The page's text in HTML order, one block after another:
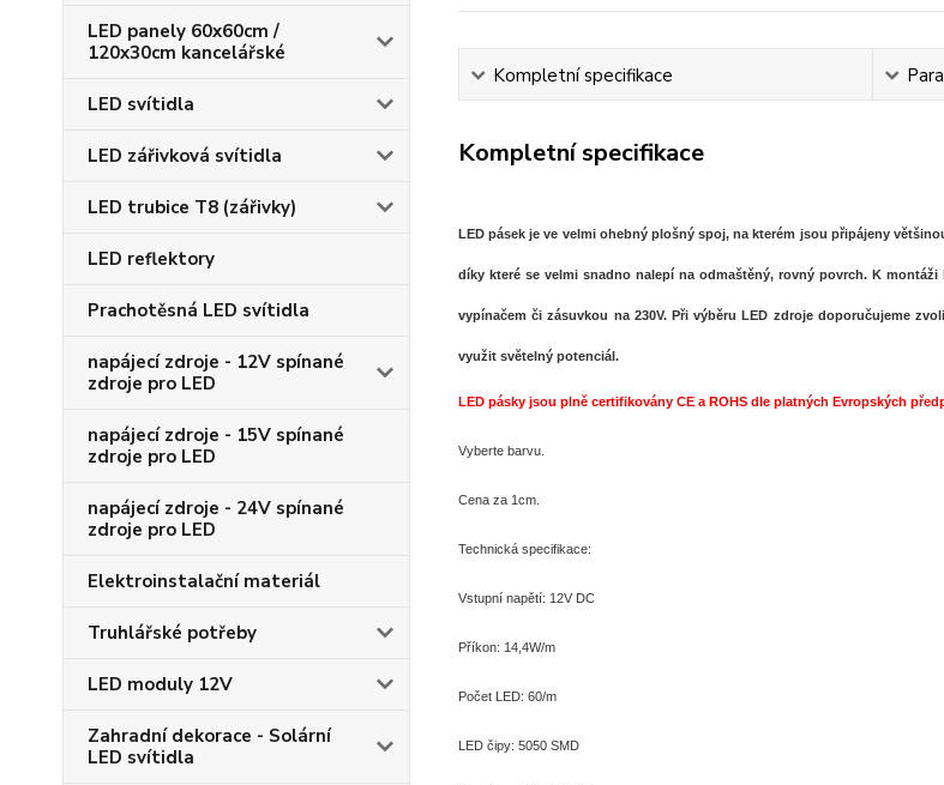
LED panely 60x60cm /
120x30cm kancelářské
LED svítidla
LED zářivková svítidla
LED trubice T8 (zářivky)
LED reflektory
Prachotěsná LED svítidla
napájecí zdroje - 12V spínané
zdroje pro LED
napájecí zdroje - 15V spínané
zdroje pro LED
napájecí zdroje - 24V spínané
zdroje pro LED
Elektroinstalační materiál
Truhlářské potřeby
LED moduly 12V
Zahradní dekorace - Solární
LED svítidla
Kompletní specifikace
Kompletní specifikace
LED pásek je ve velmi ohebný plošný spoj, na kterém jsou připájeny
díky které se velmi snadno nalepí na odmaštěný, rovný povrch. K
vypínačem či zásuvkou na 230V. Při výběru LED zdroje doporučujeme
využit světelný potenciál.
LED pásky jsou plně certifikovány CE a ROHS dle platných Evropských
Vyberte barvu.
Cena za 1cm.
Technická specifikace:
Vstupní napětí: 12V DC
Příkon: 14,4W/m
Počet LED: 60/m
LED čipy: 5050 SMD